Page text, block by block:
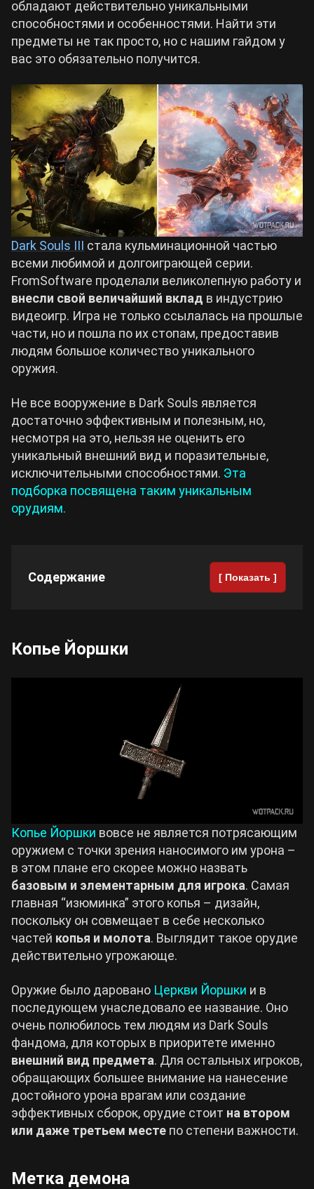
Crimson Desert
Zenless Zone Zero
Kingdom Come: Deliverance 2
Path of Exile 2
Wuthering Waves
Roblox
Hogwarts Legacy
Cyberpunk 2077
Билды Arknights: Endfield
Билды Cyberpunk 2077
Билды Path of Exile 2
обладают действительно уникальными
способностями и особенностями. Найти эти
предметы не так просто, но с нашим гайдом у
вас это обязательно получится.
Dark Souls III стала кульминационной частью
всеми любимой и долгоиграющей серии.
FromSoftware проделали великолепную работу и
внесли свой величайший вклад в индустрию
видеоигр. Игра не только ссылалась на прошлые
части, но и пошла по их стопам, предоставив
людям большое количество уникального
оружия.
Не все вооружение в Dark Souls является
достаточно эффективным и полезным, но,
несмотря на это, нельзя не оценить его
уникальный внешний вид и поразительные,
исключительными способностями. Эта
подборка посвящена таким уникальным
орудиям.
Содержание [ Показать ]
Копье Йоршки
Копье Йоршки вовсе не является потрясающим
оружием с точки зрения наносимого им урона –
в этом плане его скорее можно назвать
базовым и элементарным для игрока. Самая
главная “изюминка” этого копья – дизайн,
поскольку он совмещает в себе несколько
частей копья и молота. Выглядит такое орудие
действительно угрожающе.
Оружие было даровано Церкви Йоршки и в
последующем унаследовало ее название. Оно
очень полюбилось тем людям из Dark Souls
фандома, для которых в приоритете именно
внешний вид предмета. Для остальных игроков,
обращающих большее внимание на нанесение
достойного урона врагам или создание
эффективных сборок, орудие стоит на втором
или даже третьем месте по степени важности.
Метка демона